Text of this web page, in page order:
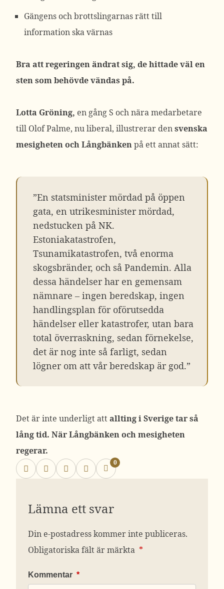
Gängens och brottslingarnas rätt till
information ska värnas
Bra att regeringen ändrat sig, de hittade väl en
sten som behövde vändas på.
Lotta Gröning, en gång S och nära medarbetare
till Olof Palme, nu liberal, illustrerar densvenska
mesigheten och Långbänkenpå ett annat sätt:
”En statsminister mördad på öppen
gata, en utrikesminister mördad,
nedstucken på NK.
Estoniakatastrofen,
Tsunamikatastrofen, två enorma
skogsbränder, och så Pandemin. Alla
dessa händelser har en gemensam
nämnare – ingen beredskap, ingen
handlingsplan för oförutsedda
händelser eller katastrofer, utan bara
total överraskning, sedan förnekelse,
det är nog inte så farligt, sedan
lögner om att vår beredskap är god.”
Det är inte underligt attallting i Sverige tar så
lång tid. När Långbänken och mesigheten
regerar.
0
Lämna ett svar
Din e-postadress kommer inte publiceras.
Obligatoriska fält är märkta *
Kommentar *